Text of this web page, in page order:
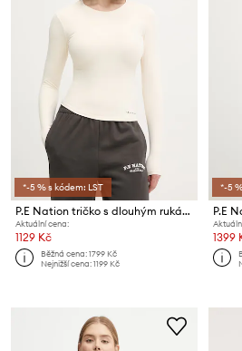
*-5 % s kódem: LST
P.E Nation tričko s dlouhým rukávem dámské Foundation
Aktuální cena:
1129 Kč
Běžná cena:1799 Kč
Nejnižší cena:1199 Kč
*-5
1399